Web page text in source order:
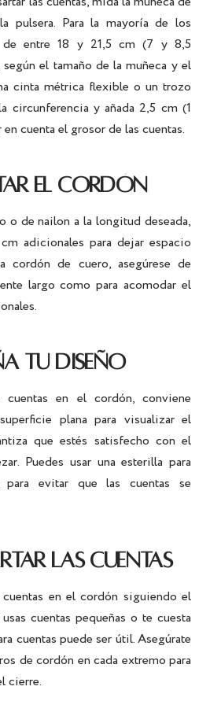
pulsera. Para la mayoría de los
de entre 18 y 21,5 cm (7 y 8,5
según el tamaño de la muñeca y el
cinta métrica flexible o un trozo
circunferencia y añada 2,5 cm (1
cuenta el grosor de las cuentas.
EL CORDÓN
o de nailon a la longitud deseada,
adicionales para dejar espacio
cordón de cuero, asegúrese de
largo como para acomodar el
TU DISEÑO
en el cordón, conviene
plana para visualizar el
que estés satisfecho con el
Puedes usar una esterilla para
evitar que las cuentas se
LAS CUENTAS
cuentas en el cordón siguiendo el
cuentas pequeñas o te cuesta
cuentas puede ser útil. Asegúrate
de cordón en cada extremo para
cierre.